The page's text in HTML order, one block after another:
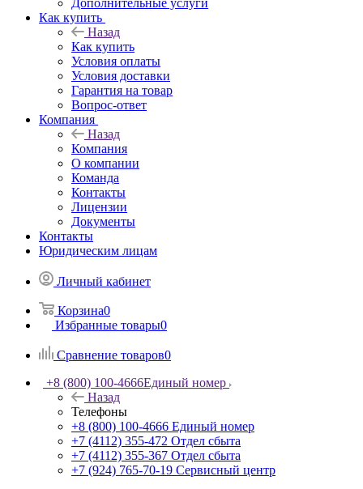
Дополнительные услуги
Как купить
Назад
Как купить
Условия оплаты
Условия доставки
Гарантия на товар
Вопрос-ответ
Компания
Назад
Компания
О компании
Команда
Контакты
Лицензии
Документы
Контакты
Юридическим лицам
Личный кабинет
Корзина0
Избранные товары0
Сравнение товаров0
+8 (800) 100-4666Единый номер
Назад
Телефоны
+8 (800) 100-4666 Единый номер
+7 (4112) 355-472 Отдел сбыта
+7 (4112) 355-367 Отдел сбыта
+7 (924) 765-70-19 Сервисный центр